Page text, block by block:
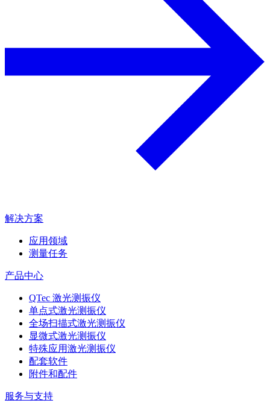
解决方案
应用领域
测量任务
产品中心
QTec 激光测振仪
单点式激光测振仪
全场扫描式激光测振仪
显微式激光测振仪
特殊应用激光测振仪
配套软件
附件和配件
服务与支持